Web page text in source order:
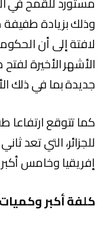
لافتة إلى أن
الأشهر الأخيرة
جديدة بما في ذلك
كما تتوقع ارتفاعا
للجزائر، التي تعد
إفريقيا وخامس
كلفة أكبر